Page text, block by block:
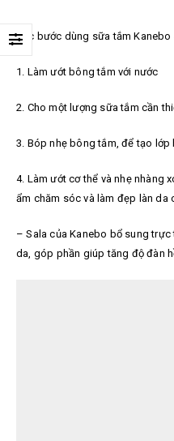
Các bước dùng sữa tắm Kanebo
1. Làm ướt bông tắm với nước
2. Cho một lượng sữa tắm cần
3. Bóp nhẹ bông tắm, để tạo lớp
4. Làm ướt cơ thể và nhẹ nhàng
ẩm chăm sóc và làm đẹp làn da
– Sala của Kanebo bổ sung
da, góp phần giúp tăng độ đàn